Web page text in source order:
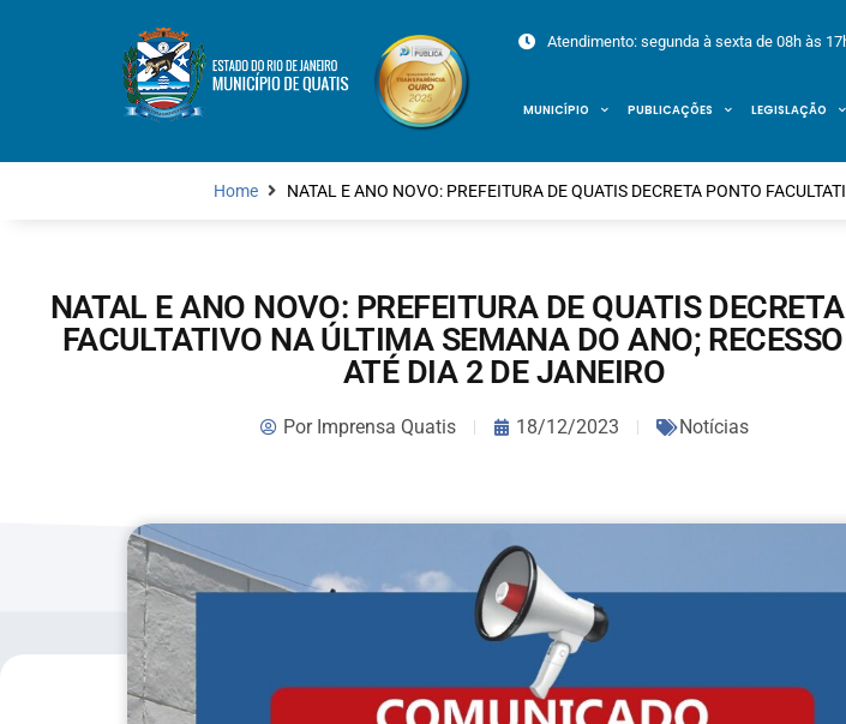
Atendimento: segunda à sexta de 08h às
MUNICÍPIO PUBLICAÇÕES LEGISLAÇÃO
Home NATAL E ANO NOVO: PREFEITURA DE QUATIS DECRETA PONTO
NATAL E ANO NOVO: PREFEITURA DE QUATIS
FACULTATIVO NA ÚLTIMA SEMANA DO ANO; RECESSO
ATÉ DIA 2 DE JANEIRO
PorImprensa Quatis 18/12/2023 Notícias